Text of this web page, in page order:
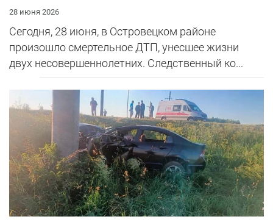
28 июня 2026
Сегодня, 28 июня, в Островецком районе
произошло смертельное ДТП, унесшее жизни
двух несовершеннолетних. Следственный ко...